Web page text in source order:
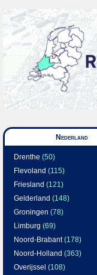
Nederland
Drenthe (50)
Flevoland (115)
Friesland (121)
Gelderland (148)
Groningen (78)
Limburg (69)
Noord-Brabant(178)
Noord-Holland (363)
Overijssel (108)